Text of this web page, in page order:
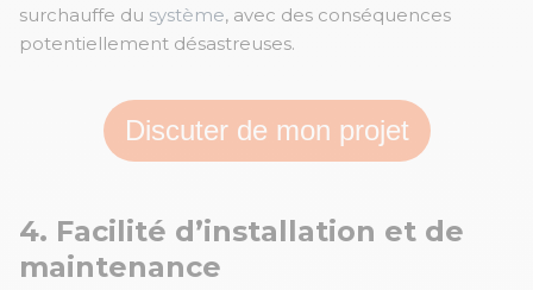
surchauffe du système, avec des conséquences
potentiellement désastreuses.
Discuter de mon projet
4. Facilité d’installation et de
maintenance